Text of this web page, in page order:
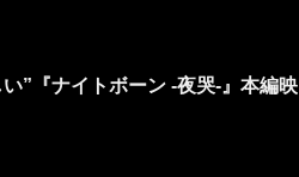
”『ナイトボーン -夜哭-』本編映